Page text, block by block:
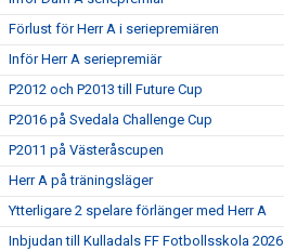
Förlust för Herr A i seriepremiären
Inför Herr A seriepremiär
P2012 och P2013 till Future Cup
P2016 på Svedala Challenge Cup
P2011 på Västeråscupen
Herr A på träningsläger
Ytterligare 2 spelare förlänger med Herr A
Inbjudan till Kulladals FF Fotbollsskola 2026